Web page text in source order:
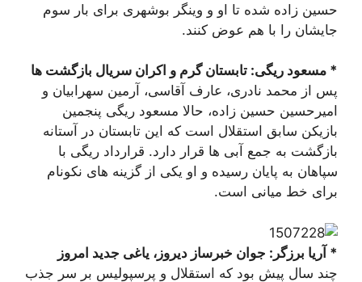
حسین زاده شده تا او و وینگر بوشهری برای بار سوم
جایشان را با هم عوض کنند.
* مسعود ریگی: تابستان گرم و اکران سریال بازگشت ها
پس از محمد نادری، عارف آقاسی، آرمین سهرابیان و
امیرحسین حسین زاده، حالا مسعود ریگی پنجمین
بازیکن سابق استقلال است که این تابستان در آستانه
بازگشت به جمع آبی ها قرار دارد. قرارداد ریگی با
سپاهان به پایان رسیده و او یکی از گزینه های نکونام
برای خط میانی است.
* آریا برزگر: جوان خبرساز دیروز، یاغی جدید امروز
چند سال پیش بود که استقلال و پرسپولیس بر سر جذب